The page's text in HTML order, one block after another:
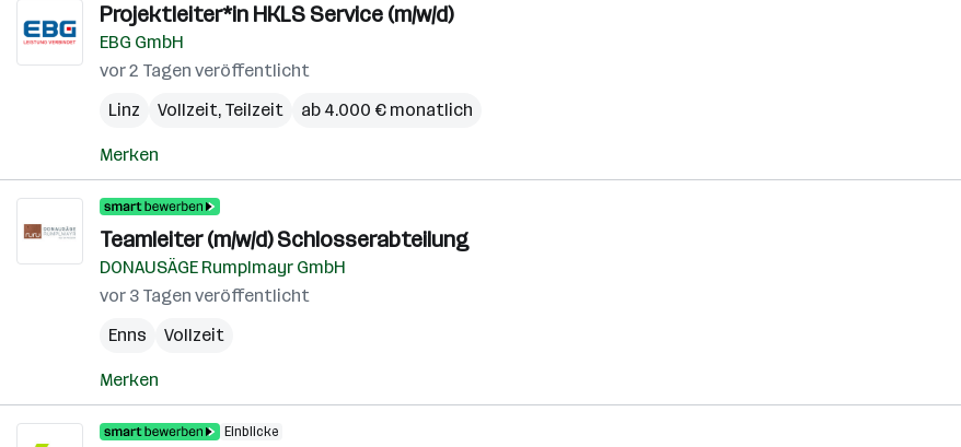
Projektleiter*in HKLS Service (m/w/d)
EBG GmbH
vor 2 Tagen veröffentlicht
Linz
Vollzeit, Teilzeit ab 4.000 € monatlich
Merken
Teamleiter (m/w/d) Schlosserabteilung
DONAUSÄGE Rumplmayr GmbH
vor 3 Tagen veröffentlicht
Enns
Vollzeit
Merken
Einblicke